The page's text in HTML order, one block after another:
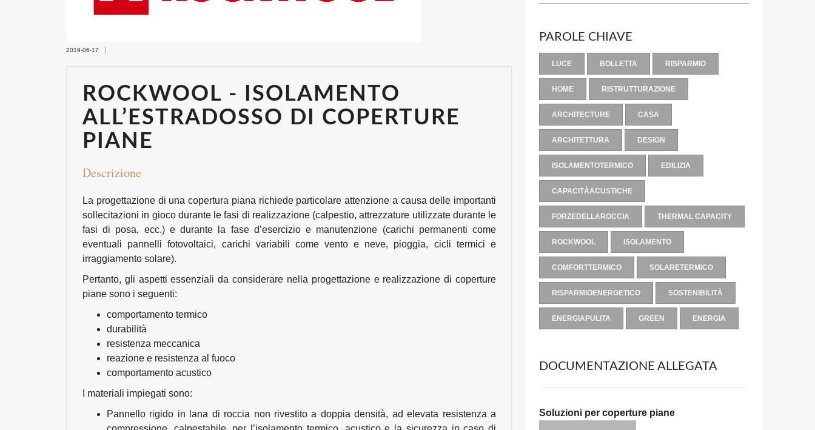
2019-06-17
ROCKWOOL - ISOLAMENTO
ALL’ESTRADOSSO DI COPERTURE
PIANE
Descrizione
La progettazione di una copertura piana richiede particolare attenzione a causa delle importanti
sollecitazioni in gioco durante le fasi di realizzazione (calpestio, attrezzature utilizzate durante le
fasi di posa, ecc.) e durante la fase d’esercizio e manutenzione (carichi permanenti come
eventuali pannelli fotovoltaici, carichi variabili come vento e neve, pioggia, cicli termici e
irraggiamento solare).
Pertanto, gli aspetti essenziali da considerare nella progettazione e realizzazione di coperture
piane sono i seguenti:
comportamento termico
durabilità
resistenza meccanica
reazione e resistenza al fuoco
comportamento acustico
I materiali impiegati sono:
Pannello rigido in lana di roccia non rivestito a doppia densità, ad elevata resistenza a
PAROLE CHIAVE
LUCE BOLLETTA RISPARMIO
HOME RISTRUTTURAZIONE
ARCHITECTURE CASA
ARCHITETTURA DESIGN
ISOLAMENTOTERMICO EDILIZIA
CAPACITÀACUSTICHE
FORZEDELLAROCCIA THERMAL CAPACITY
ROCKWOOL ISOLAMENTO
COMFORTTERMICO SOLARETERMICO
RISPARMIOENERGETICO SOSTENIBILITÀ
ENERGIAPULITA GREEN ENERGIA
DOCUMENTAZIONE ALLEGATA
Soluzioni per coperture piane